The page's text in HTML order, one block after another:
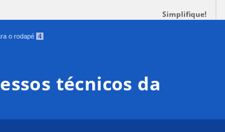
Simplifique!
o rodapé 4
técnicos da